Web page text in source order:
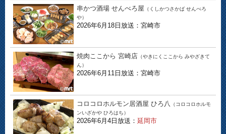
串かつ酒場 せんべろ屋 （くしかつさかば せんべろ
や）
2026年6月18日放送：宮崎市
焼肉ここから 宮崎店 （やきにくここから みやざきて
ん）
2026年6月11日放送：宮崎市
コロコロホルモン居酒屋 ひろ八
（コロコロホルモ
ンいざかや ひろはち）
2026年6月4日放送： 延岡市